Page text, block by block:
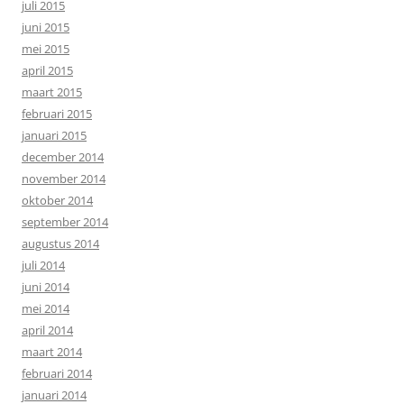
juli 2015
juni 2015
mei 2015
april 2015
maart 2015
februari 2015
januari 2015
december 2014
november 2014
oktober 2014
september 2014
augustus 2014
juli 2014
juni 2014
mei 2014
april 2014
maart 2014
februari 2014
januari 2014